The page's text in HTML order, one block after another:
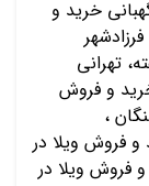
خرید و
خوشامیان، 24 ساعته، تهرانی
و فروش
،
فروش ویلا در
فروش ویلا در